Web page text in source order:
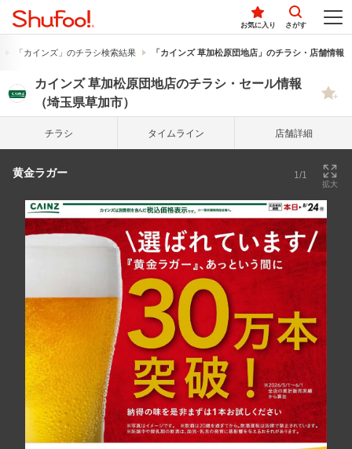
お気に入り さがす
「カインズ」のチラシ検索結果 「カインズ 草加松原団地店」のチラシ・店舗情報
カインズ 草加松原団地店のチラシ・セール情報
（埼玉県草加市）
チラシ タイム ライン 店舗詳細
黄金ラガー 1/1
拡大